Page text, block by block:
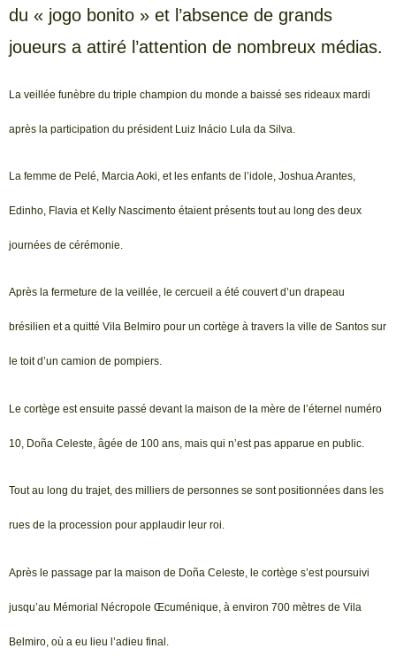
du « jogo bonito » et l’absence de grands
joueurs a attiré l’attention de nombreux médias.
La veillée funèbre du triple champion du monde a baissé ses rideaux mardi
après la participation du président Luiz Inácio Lula da Silva.
La femme de Pelé, Marcia Aoki, et les enfants de l’idole, Joshua Arantes,
Edinho, Flavia et Kelly Nascimento étaient présents tout au long des deux
journées de cérémonie.
Après la fermeture de la veillée, le cercueil a été couvert d’un drapeau
brésilien et a quitté Vila Belmiro pour un cortège à travers la ville de Santos sur
le toit d’un camion de pompiers.
Le cortège est ensuite passé devant la maison de la mère de l’éternel numéro
10, Doña Celeste, âgée de 100 ans, mais qui n’est pas apparue en public.
Tout au long du trajet, des milliers de personnes se sont positionnées dans les
rues de la procession pour applaudir leur roi.
Après le passage par la maison de Doña Celeste, le cortège s’est poursuivi
jusqu’au Mémorial Nécropole Œcuménique, à environ 700 mètres de Vila
Belmiro, où a eu lieu l’adieu final.